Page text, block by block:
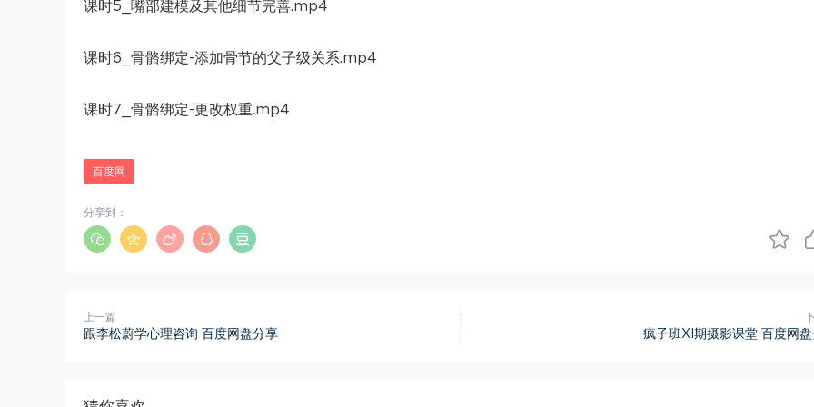
课时5_嘴部建模及其他细节完善.mp4
课时6_骨骼绑定-添加骨节的父子级关系.mp4
课时7_骨骼绑定-更改权重.mp4
百度网
分享到：
上一篇
​跟李松蔚学心理咨询​ 百度网盘分享 疯子班XI期摄影课堂​ 百度网